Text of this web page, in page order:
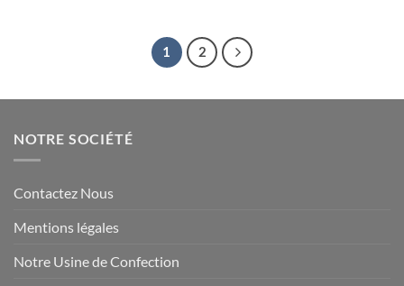
1 2
NOTRE SOCIÉTÉ
Contactez Nous
Mentions légales
Notre Usine de Confection